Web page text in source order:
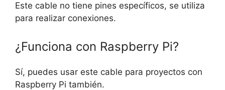
Este cable no tiene pines específicos, se utiliza
para realizar conexiones.
¿Funciona con Raspberry Pi?
Sí, puedes usar este cable para proyectos con
Raspberry Pi también.